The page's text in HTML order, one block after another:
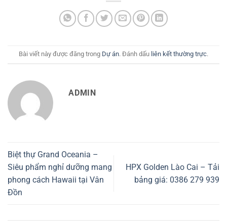
Bài viết này được đăng trong Dự án. Đánh dấu liên kết thường trực.
ADMIN
Biệt thự Grand Oceania –
Siêu phẩm nghỉ dưỡng mang
phong cách Hawaii tại Vân
Đồn
HPX Golden Lào Cai – Tải
bảng giá: 0386 279 939